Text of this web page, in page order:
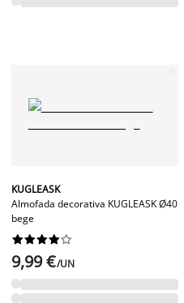
KUGLEASK
Almofada decorativa KUGLEASK Ø40
bege






9,99 €/UN